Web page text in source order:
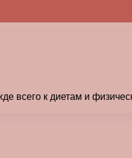
к диетам и